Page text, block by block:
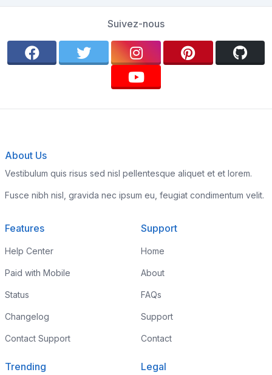
Suivez-nous
About Us
Vestibulum quis risus sed nisl pellentesque aliquet et et lorem.
Fusce nibh nisl, gravida nec ipsum eu, feugiat condimentum velit.
Features
Help Center
Paid with Mobile
Status
Changelog
Contact Support
Support
Home
About
FAQs
Support
Contact
Trending Legal